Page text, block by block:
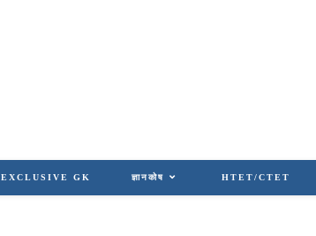
EXCLUSIVE GK ज्ञानकोष HTET/CTET